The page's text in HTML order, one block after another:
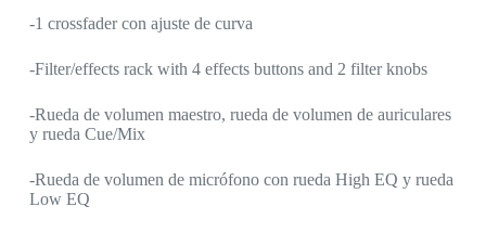
-1 crossfader con ajuste de curva
-Filter/effects rack with 4 effects buttons and 2 filter knobs
-Rueda de volumen maestro, rueda de volumen de auriculares
y rueda Cue/Mix
-Rueda de volumen de micrófono con rueda High EQ y rueda
Low EQ